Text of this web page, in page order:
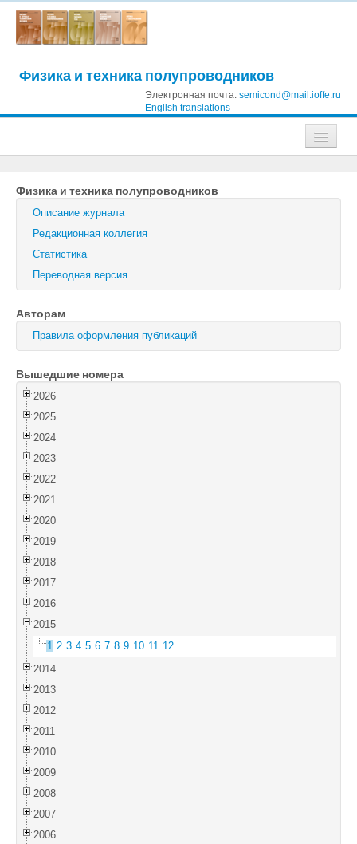
Физика и техника полупроводников
Электронная почта: semicond@mail.ioffe.ru
English translations
Журнал технической физики
Письма в Журнал технической физики
Физика твердого тела
Физика и техника полупроводников
Оптика и спектроскопия
Поиск
Войти
Физика и техника полупроводников
Описание журнала
Редакционная коллегия
Статистика
Переводная версия
Авторам
Правила оформления публикаций
Вышедшие номера
2026
2025
2024
2023
2022
2021
2020
2019
2018
2017
2016
2015
1 2 3 4 5 6 7 8 9 10 11 12
2014
2013
2012
2011
2010
2009
2008
2007
2006